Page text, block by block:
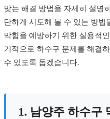
맞는 해결 방법을 자세히 설명
단하게 시도해 볼 수 있는 방법
막힘을 예방하기 위한 실용적
기적으로 하수구 문제를 해결
수 있도록 돕겠습니다.
1. 남양주 하수구